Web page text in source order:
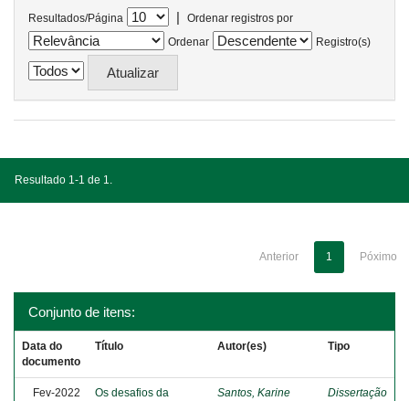
Resultados/Página |
Ordenar registros por
Ordenar
Registro(s)
Resultado 1-1 de 1.
Anterior 1 Póximo
Conjunto de itens:
Data do
documento
Título Autor(es) Tipo
Fev-2022
Os desafios da
Santos, Karine
Dissertação